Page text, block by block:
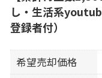
し・生活系
登録者付）
希望売却価格